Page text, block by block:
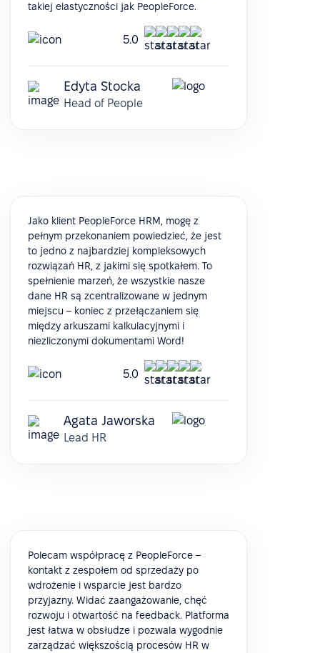
takiej elastyczności jak PeopleForce.
5.0
Edyta Stocka
Head of People
Jako klient PeopleForce HRM, mogę z
pełnym przekonaniem powiedzieć, że jest
to jedno z najbardziej kompleksowych
rozwiązań HR, z jakimi się spotkałem. To
spełnienie marzeń, że wszystkie nasze
dane HR są zcentralizowane w jednym
miejscu – koniec z przełączaniem się
między arkuszami kalkulacyjnymi i
niezliczonymi dokumentami Word!
5.0
Agata Jaworska
Lead HR
Polecam współpracę z PeopleForce –
kontakt z zespołem od sprzedaży po
wdrożenie i wsparcie jest bardzo
przyjazny. Widać zaangażowanie, chęć
rozwoju i otwartość na feedback. Platforma
jest łatwa w obsłudze i pozwala wygodnie
zarządzać większością procesów HR w